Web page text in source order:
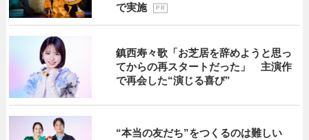
で実施
P R
鎮西寿々歌「お芝居を辞めようと思っ
てからの再スタートだった」 主演作
で再会した“演じる喜び”
“本当の友だち”をつくるのは難しい